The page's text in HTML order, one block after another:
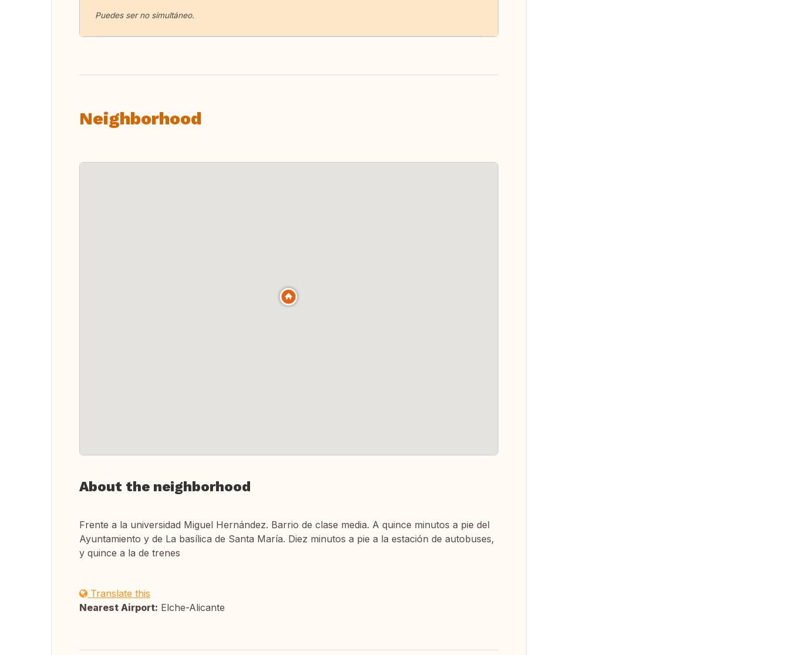
Puedes ser no simultáneo.
Neighborhood
About the neighborhood
Frente a la universidad Miguel Hernández. Barrio de clase media. A quince minutos a pie del
Ayuntamiento y de La basílica de Santa María. Diez minutos a pie a la estación de autobuses,
y quince a la de trenes
Translate this
Nearest Airport: Elche-Alicante